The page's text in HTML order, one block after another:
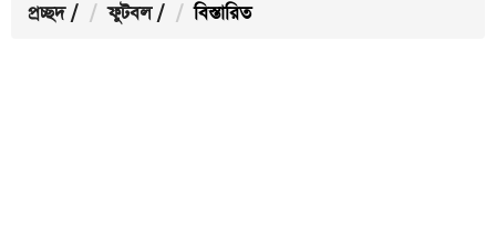
প্রচ্ছদ / ফুটবল / বিস্তারিত